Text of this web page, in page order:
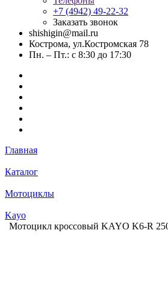
+7 (4942) 49-22-32
Заказать звонок
shishigin@mail.ru
Кострома, ул.Костромская 78
Пн. – Пт.: с 8:30 до 17:30
Главная
Каталог
Мотоциклы
Kayo
Мотоцикл кроссовый KAYO K6-R